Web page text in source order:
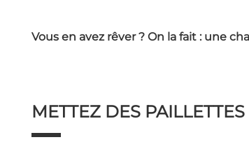
Vous en avez rêver ? On la fait : une
METTEZ DES